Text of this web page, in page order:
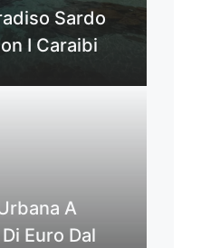
Sardo
I Caraibi
A
Euro Dal